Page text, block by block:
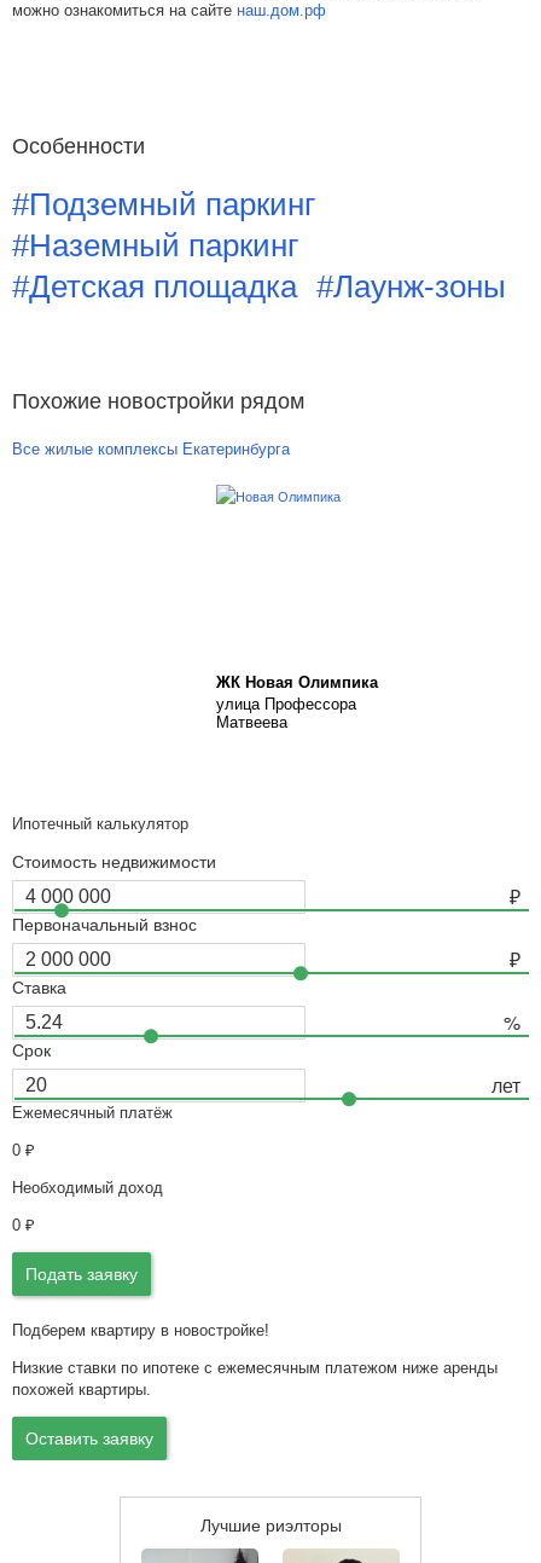
можно ознакомиться на сайте наш.дом.рф
Особенности
#Подземный паркинг
#Наземный паркинг
#Детская площадка #Лаунж-зоны
Похожие новостройки рядом
Все жилые комплексы Екатеринбурга
ЖК Новая Олимпика
улица Профессора
Матвеева
Ипотечный калькулятор
Стоимость недвижимости
Первоначальный взнос
Ставка
Срок
Ежемесячный платёж
0 ₽
Необходимый доход
0 ₽
Подать заявку
Подберем квартиру в новостройке!
Низкие ставки по ипотеке с ежемесячным платежом ниже аренды
похожей квартиры.
Оставить заявку
Лучшие риэлторы